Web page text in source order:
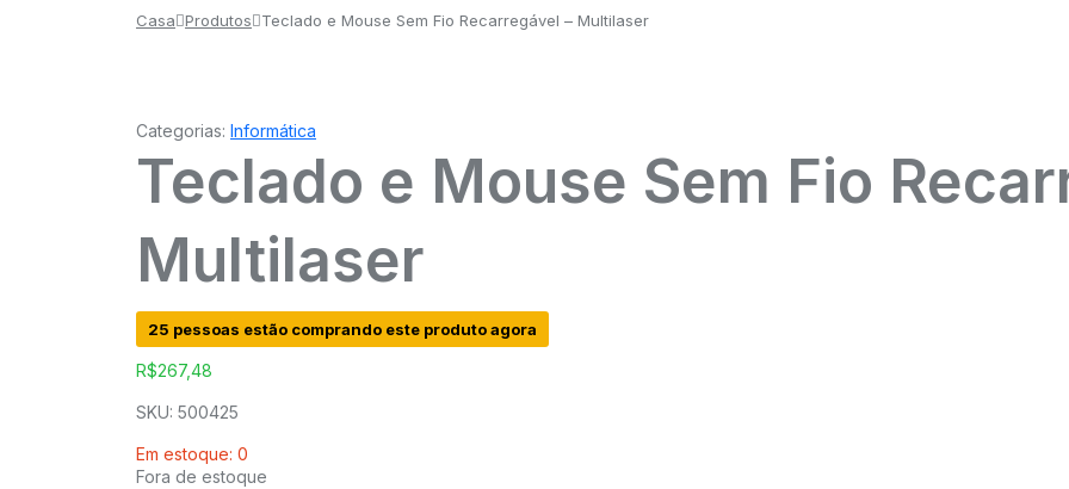
Casa Produtos Teclado e Mouse Sem Fio Recarregável – Multilaser
Categorias: Informática
Teclado e Mouse Sem Fio
Multilaser
25 pessoas estão comprando este produto agora
R$267,48
SKU: 500425
Em estoque: 0
Fora de estoque